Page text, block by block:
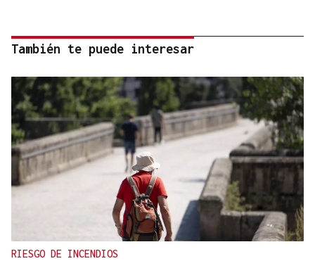
También te puede interesar
RIESGO DE INCENDIOS